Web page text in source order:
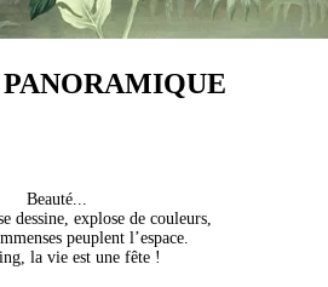
Beauté...
dessine, explose de couleurs,
peuplent l’espace.
la vie est une fête !